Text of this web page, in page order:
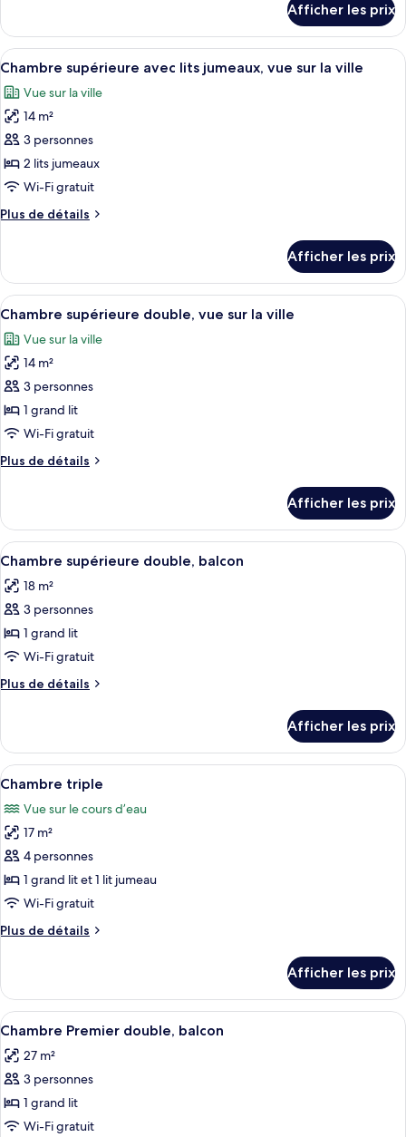
Chambre
supérieure
avec
lits
jumeaux
Chambre
supérieure
avec
jumeaux
Afficher les prix
Afficher
toutes
les
photos
pour
ce
type
chambre :
avec
lits
jumeaux,
vue
sur
la
ville
Une chambre d’hôtel avec deux
5
Chambre supérieure avec lits jumeaux, vue sur la ville
Vue sur la ville
14 m²
3 personnes
2 lits jumeaux
Wi-Fi gratuit
Plus de détails
Plus
Chambre
supérieure
avec
jumeaux,
vue
sur
la
ville
Afficher les prix
Afficher
toutes
les
photos
pour
ce
type
chambre :
double,
vue
sur
la
ville
Une chambre d’hôtel avec un
5
Chambre supérieure double, vue sur la ville
Vue sur la ville
14 m²
3 personnes
1 grand lit
Wi-Fi gratuit
Plus de détails
Plus
Chambre
supérieure
double,
sur
la
Afficher les prix
Afficher
toutes
les
photos
pour
ce
type
de
Chambre
supérieure
double,
balcon
Une chambre d’hôtel comprenant
4
Chambre supérieure double, balcon
18 m²
3 personnes
1 grand lit
Wi-Fi gratuit
Plus de détails
Plus
Chambre
supérieure
double,
Afficher les prix
Afficher
toutes
les
photos
pour
ce
type
chambre :
Une chambre d’hôtel avec deux
5
Chambre triple
Vue sur le cours d’eau
17 m²
4 personnes
1 grand lit et 1 lit jumeau
Wi-Fi gratuit
Plus de détails
Plus
Chambre
triple
Afficher les prix
Afficher
toutes
les
photos
pour
ce
Une chambre d’hôtel moderne
4
Chambre Premier double, balcon
27 m²
3 personnes
1 grand lit
Wi-Fi gratuit